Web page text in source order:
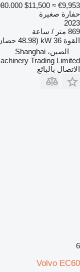
$11,500 ≈ €9,953
حفارة صغيرة
2023
869 متر / ساعة
القوة 36 kW (48.98 حصان)
الصين، Shanghai
Trading Limited
الاتصال بالبائع
6
Volvo EC60